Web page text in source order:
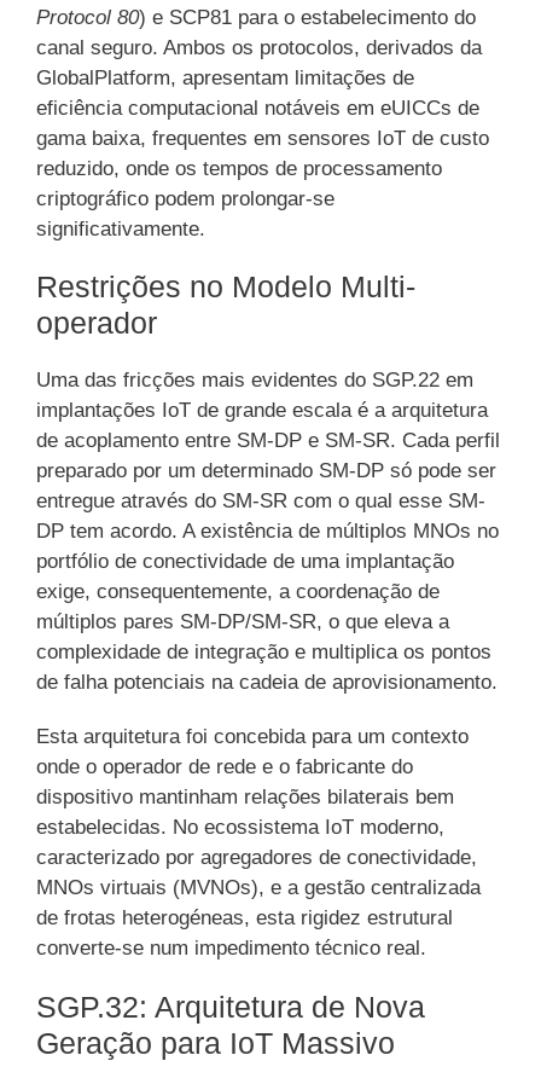
Protocol 80) e SCP81 para o estabelecimento do
canal seguro. Ambos os protocolos, derivados da
GlobalPlatform, apresentam limitações de
eficiência computacional notáveis em eUICCs de
gama baixa, frequentes em sensores IoT de custo
reduzido, onde os tempos de processamento
criptográfico podem prolongar-se
significativamente.
Restrições no Modelo Multi-
operador
Uma das fricções mais evidentes do SGP.22 em
implantações IoT de grande escala é a arquitetura
de acoplamento entre SM-DP e SM-SR. Cada perfil
preparado por um determinado SM-DP só pode ser
entregue através do SM-SR com o qual esse SM-
DP tem acordo. A existência de múltiplos MNOs no
portfólio de conectividade de uma implantação
exige, consequentemente, a coordenação de
múltiplos pares SM-DP/SM-SR, o que eleva a
complexidade de integração e multiplica os pontos
de falha potenciais na cadeia de aprovisionamento.
Esta arquitetura foi concebida para um contexto
onde o operador de rede e o fabricante do
dispositivo mantinham relações bilaterais bem
estabelecidas. No ecossistema IoT moderno,
caracterizado por agregadores de conectividade,
MNOs virtuais (MVNOs), e a gestão centralizada
de frotas heterogéneas, esta rigidez estrutural
converte-se num impedimento técnico real.
SGP.32: Arquitetura de Nova
Geração para IoT Massivo